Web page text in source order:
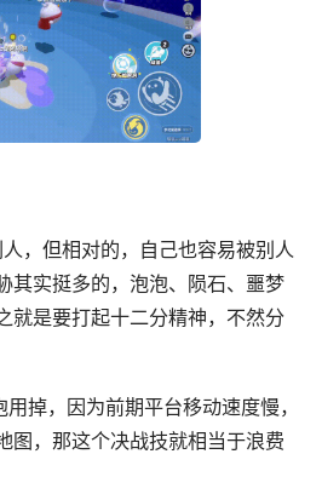
，但相对的，自己也容易被别人
其实挺多的，泡泡、陨石、噩梦
就是要打起十二分精神，不然分
掉，因为前期平台移动速度慢，
图，那这个决战技就相当于浪费